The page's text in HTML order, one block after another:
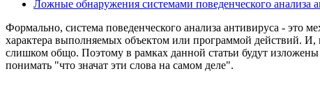
Ложные обнаружения системами поведенческого анализа
Формально, система поведенческого анализа антивируса - это
характера выполняемых объектом или программой действий. И,
слишком общо. Поэтому в рамках данной статьи будут
понимать "что значат эти слова на самом деле".